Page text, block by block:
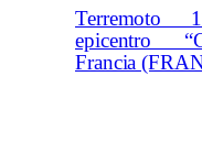
Terremoto
epicentro
Francia